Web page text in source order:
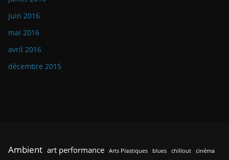
juin 2016
mai 2016
avril 2016
décembre 2015
Ambient art performance Arts Plastiques blues chillout cinéma